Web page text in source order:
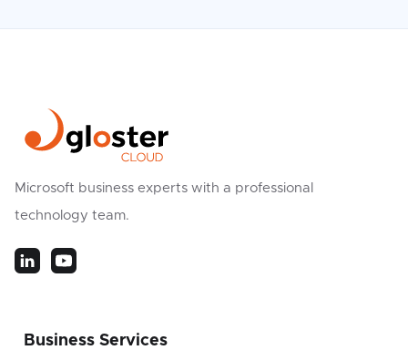
Microsoft business experts with a professional
technology team.
Business Services